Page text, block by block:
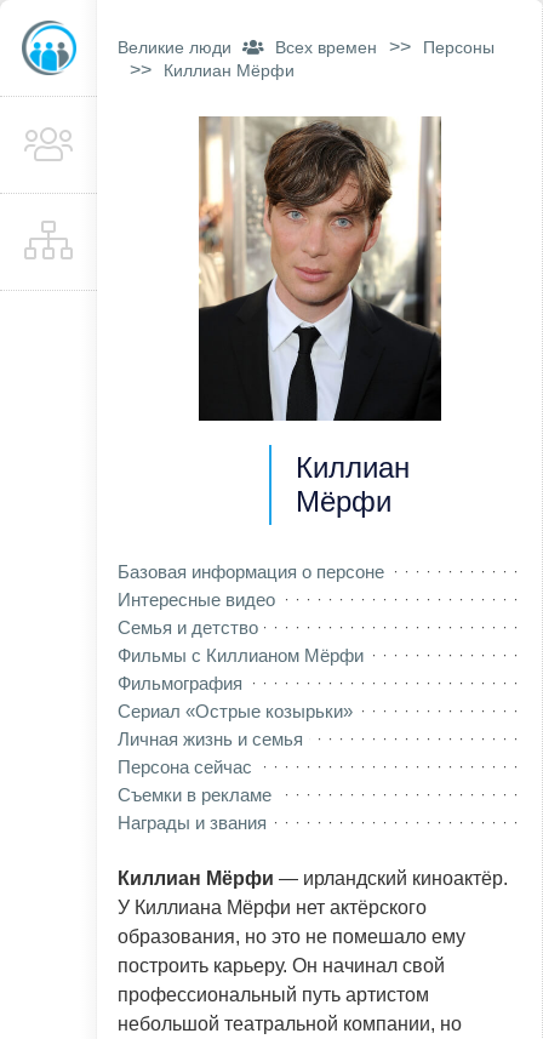
Великие люди Всех времен >> Персоны
>> Киллиан Мёрфи
Киллиан
Мёрфи
Базовая информация о персоне
Интересные видео
Семья и детство
Фильмы с Киллианом Мёрфи
Фильмография
Сериал «Острые козырьки»
Личная жизнь и семья
Персона сейчас
Съемки в рекламе
Награды и звания
Киллиан Мёрфи — ирландский киноактёр.
У Киллиана Мёрфи нет актёрского
образования, но это не помешало ему
построить карьеру. Он начинал свой
профессиональный путь артистом
небольшой театральной компании, но